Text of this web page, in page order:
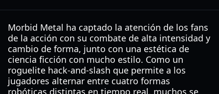
Morbid Metal ha captado la atención de los fans
de la acción con su combate de alta intensidad y
cambio de forma, junto con una estética de
ciencia ficción con mucho estilo. Como un
roguelite hack-and-slash que permite a los
jugadores alternar entre cuatro formas
robóticas distintas en tiempo real, muchos se